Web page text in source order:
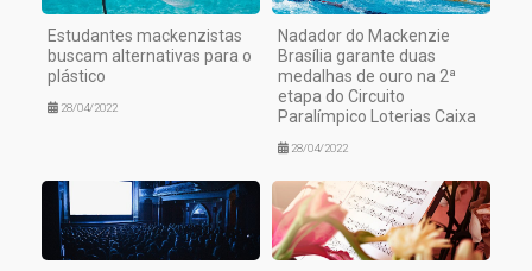
Estudantes mackenzistas
buscam alternativas para o
plástico
28/04/2022
Nadador do Mackenzie
Brasília garante duas
medalhas de ouro na 2ª
etapa do Circuito
Paralímpico Loterias Caixa
28/04/2022